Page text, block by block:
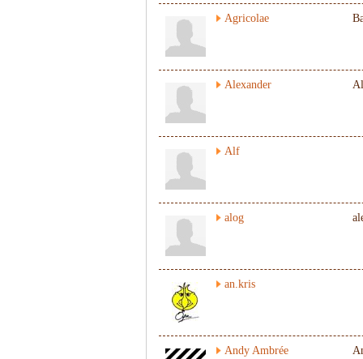
Agricolae
Alexander
Alf
alog
an.kris
Andy Ambrée